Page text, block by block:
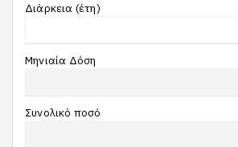
Διάρκεια (έτη)
Μηνιαία Δόση
Συνολικό ποσό